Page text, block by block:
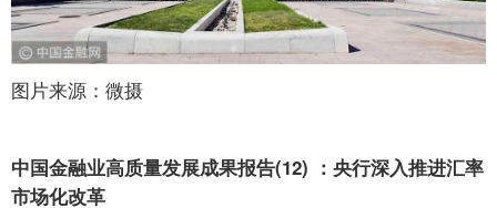
图片来源：微摄
中国金融业高质量发展成果报告(12) ：央行深入推进汇率
市场化改革